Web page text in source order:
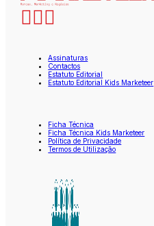
Assinaturas
Contactos
Estatuto Editorial
Estatuto Editorial Kids Marketeer
Ficha Técnica
Ficha Técnica Kids Marketeer
Política de Privacidade
Termos de Utilização